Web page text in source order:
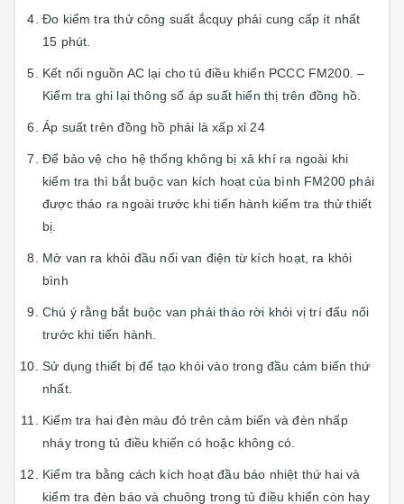
Đo kiểm tra thử công suất ắcquy phải cung cấp ít nhất
15 phút.
Kết nối nguồn AC lại cho tủ điều khiển PCCC FM200. –
Kiểm tra ghi lại thông số áp suất hiển thị trên đồng hồ.
Áp suất trên đồng hồ phải là xấp xỉ 24
Để bảo vệ cho hệ thống không bị xả khí ra ngoài khi
kiểm tra thì bắt buộc van kích hoạt của bình FM200 phải
được tháo ra ngoài trước khi tiến hành kiểm tra thử thiết
bị.
Mở van ra khỏi đầu nối van điện từ kích hoạt, ra khỏi
bình
Chú ý rằng bắt buộc van phải tháo rời khỏi vị trí đấu nối
trước khi tiến hành.
Sử dụng thiết bị để tạo khói vào trong đầu cảm biến thứ
nhất.
Kiểm tra hai đèn màu đỏ trên cảm biến và đèn nhấp
nháy trong tủ điều khiển có hoặc không có.
Kiểm tra bằng cách kích hoạt đầu báo nhiệt thứ hai và
kiểm tra đèn báo và chuông trong tủ điều khiển còn hay